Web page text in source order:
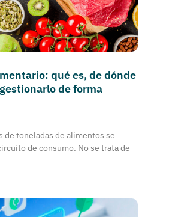
qué es, de dónde
de forma
de toneladas de alimentos se
de consumo. No se trata de